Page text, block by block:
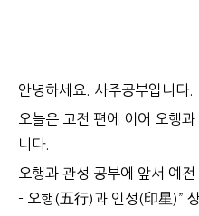
안녕하세요. 사주공부입니다.
오늘은 고전 편에 이어 오행
니다.
오행과 관성 공부에 앞서 예
- 오행(五行)과 인성(印星)”